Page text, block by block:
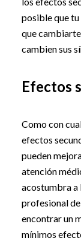
posible que
que
cambien sus
Efectos
Como con
efectos
pueden
atención
acostumbra a
profesional
encontrar un
mínimos